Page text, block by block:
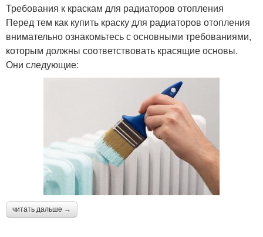
Требования к краскам для радиаторов отопления
Перед тем как купить краску для радиаторов отопления
внимательно ознакомьтесь с основными требованиями,
которым должны соответствовать красящие основы.
Они следующие:
читать дальше →